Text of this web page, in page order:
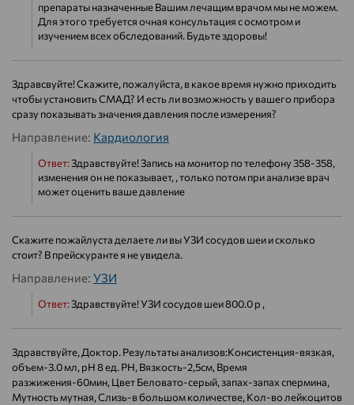
препараты назначенные Вашим лечащим врачом мы не можем.
Для этого требуется очная консультация с осмотром и
изучением всех обследований. Будьте здоровы!
Здравсвуйте! Скажите, пожалуйста, в какое время нужно приходить
чтобы установить СМАД? И есть ли возможность у вашего прибора
сразу показывать значения давления после измерения?
Направление: Кардиология
Ответ:Здравствуйте! Запись на монитор по телефону 358-358,
изменения он не показывает, , только потом при анализе врач
может оценить ваше давление
Cкажите пожайлуста делаете ли вы УЗИ сосудов шеи и сколько
стоит? В прейскуранте я не увидела.
Направление: УЗИ
Ответ:Здравствуйте! УЗИ сосудов шеи 800.0 р ,
Здравствуйте, Доктор. Результаты анализов:Консистенция-вязкая,
объем-3.0 мл, рН 8 ед. РН, Вязкость-2,5см, Время
разжижения-60мин, Цвет Беловато-серый, запах-запах спермина,
Мутность мутная, Слизь-в большом количестве, Кол-во лейкоцитов